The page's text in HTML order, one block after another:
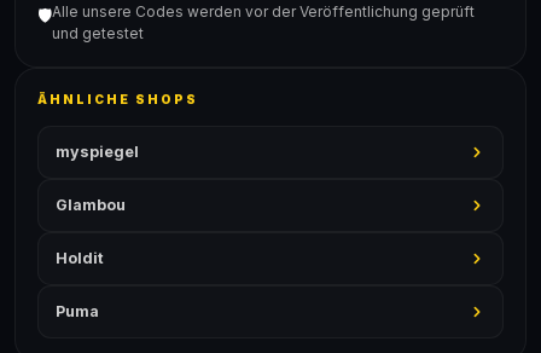
🛡️Alle unsere Codes werden vor der Veröffentlichung geprüft
und getestet
ÄHNLICHE SHOPS
myspiegel
Glambou
Holdit
Puma